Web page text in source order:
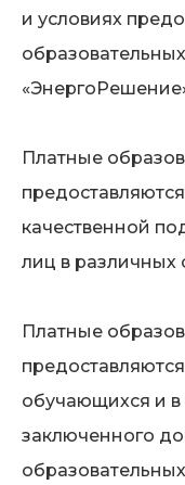
и условиях
Платные
качественной
лиц в различных
Платные
обучающихся и в
заключенного